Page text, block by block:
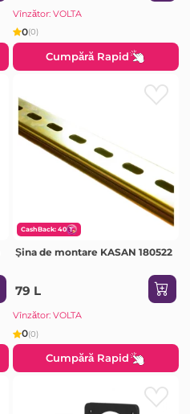
Vînzător: VOLTA
0(0)
Cumpără Rapid
CashBack: 40
Şina de montare KASAN 180522
79 L
Vînzător: VOLTA
0(0)
Cumpără Rapid